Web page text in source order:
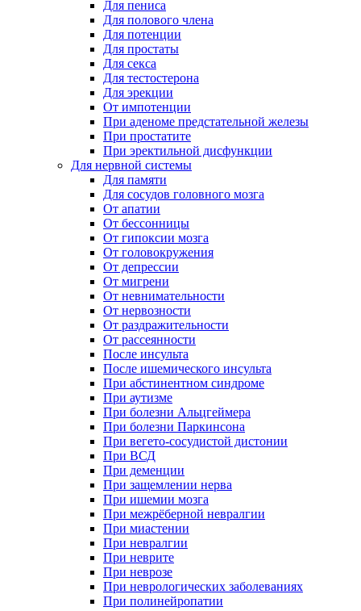
Для пениса
Для полового члена
Для потенции
Для простаты
Для секса
Для тестостерона
Для эрекции
От импотенции
При аденоме предстательной железы
При простатите
При эректильной дисфункции
Для нервной системы
Для памяти
Для сосудов головного мозга
От апатии
От бессонницы
От гипоксии мозга
От головокружения
От депрессии
От мигрени
От невнимательности
От нервозности
От раздражительности
От рассеянности
После инсульта
После ишемического инсульта
При абстинентном синдроме
При аутизме
При болезни Альцгеймера
При болезни Паркинсона
При вегето-сосудистой дистонии
При ВСД
При деменции
При защемлении нерва
При ишемии мозга
При межрёберной невралгии
При миастении
При невралгии
При неврите
При неврозе
При неврологических заболеваниях
При полинейропатии